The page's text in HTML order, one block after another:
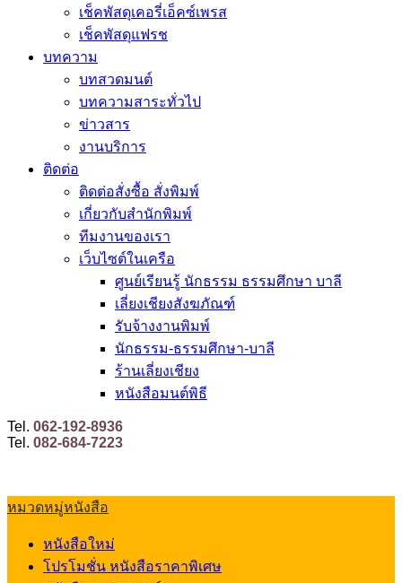
เช็คพัสดุเคอรี่เอ็คซ์เพรส
เช็คพัสดุแฟรช
บทความ
บทสวดมนต์
บทความสาระทั่วไป
ข่าวสาร
งานบริการ
ติดต่อ
ติดต่อสั่งซื้อ สั่งพิมพ์
เกี่ยวกับสำนักพิมพ์
ทีมงานของเรา
เว็บไซต์ในเครือ
ศูนย์เรียนรู้ นักธรรม ธรรมศึกษา บาลี
เลี่ยงเชียงสังฆภัณฑ์
รับจ้างงานพิมพ์
นักธรรม-ธรรมศึกษา-บาลี
ร้านเลี่ยงเชียง
หนังสือมนต์พิธี
Tel. 062-192-8936
Tel. 082-684-7223
หมวดหมู่หนังสือ
หนังสือใหม่
โปรโมชั่น หนังสือราคาพิเศษ